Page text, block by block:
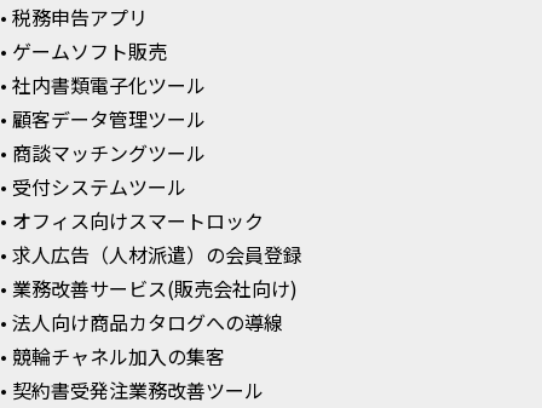
• 税務申告アプリ
• ゲームソフト販売
• 社内書類電子化ツール
• 顧客データ管理ツール
• 商談マッチングツール
• 受付システムツール
• オフィス向けスマートロック
• 求人広告（人材派遣）の会員登録
• 業務改善サービス(販売会社向け)
• 法人向け商品カタログへの導線
• 競輪チャネル加入の集客
• 契約書受発注業務改善ツール